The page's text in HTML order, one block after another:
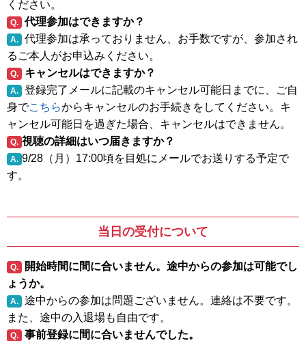
ください。
Q. 代理参加はできますか？
A. 代理参加は承っておりません、お手数ですが、参加され
るご本人がお申込みください。
Q. キャンセルはできますか？
A. 登録完了メールに記載のキャンセル可能日までに、ご自
身でこちらからキャンセルのお手続きをしてください。キ
ャンセル可能日を過ぎた場合、キャンセルはできません。
Q. 視聴の詳細はいつ届きますか？
A. 9/28（月）17:00頃を目処にメールでお送りする予定で
す。
当日の受付について
Q.
開始時間に間に合いません。途中からの参加は可能でし
ょうか。
A. 途中からの参加は問題ございません。連絡は不要です。
また、途中の入退場も自由です。
Q. 事前登録に間に合いませんでした。